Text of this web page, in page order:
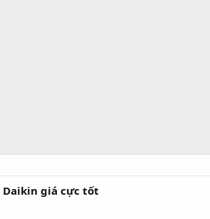
Daikin giá cực tốt